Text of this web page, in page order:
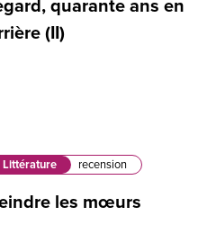
quarante ans en
(II)
Littérature recension
les mœurs